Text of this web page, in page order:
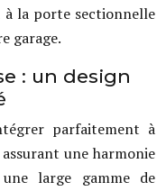
la porte sectionnelle
garage.
: un design
parfaitement à
une harmonie
large gamme de